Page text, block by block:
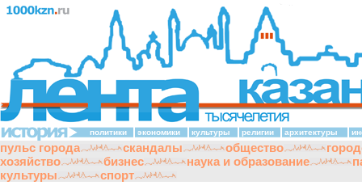
политики экономики культуры религии архитектуры
пульс города скандалы общество
хозяйство
бизнес наука и образование
культуры
спорт